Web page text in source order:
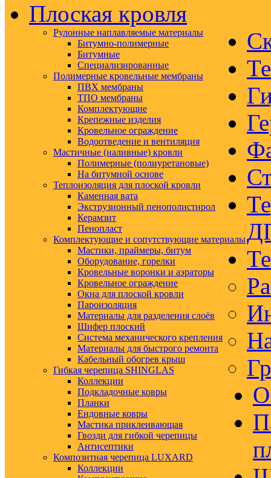
Плоская кровля
Рулонные наплавляемые материалы
Битумно-полимерные
Битумные
Специализированные
Полимерные кровельные мембраны
ПВХ мембраны
ТПО мембраны
Комплектующие
Крепежные изделия
Кровельное ограждение
Водоотведение и вентиляция
Мастичные (наливные) кровли
Полимерные (полиуретановые)
На битумной основе
Теплоизоляция для плоской кровли
Каменная вата
Экструзионный пенополистирол
Керамзит
Пенопласт
Комплектующие и сопутствующие материалы
Мастики, праймеры, битум
Оборудование, горелки
Кровельные воронки и аэраторы
Кровельное ограждение
Окна для плоской кровли
Пароизоляция
Материалы для разделения слоёв
Шифер плоский
Система механического крепления
Материалы для быстрого ремонта
Кабельный обогрев крыш
Гибкая черепица SHINGLAS
Коллекции
Подкладочные ковры
Планки
Ендовные ковры
Мастика приклеивающая
Гвозди для гибкой черепицы
Антисептики
Композитная черепица LUXARD
Коллекции